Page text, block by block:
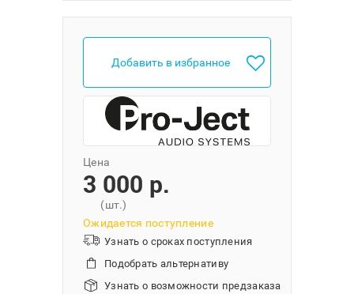
Добавить в избранное
Цена
3 000 p.
(шт.)
Ожидается поступление
Узнать о сроках поступления
Подобрать альтернативу
Узнать о возможности предзаказа